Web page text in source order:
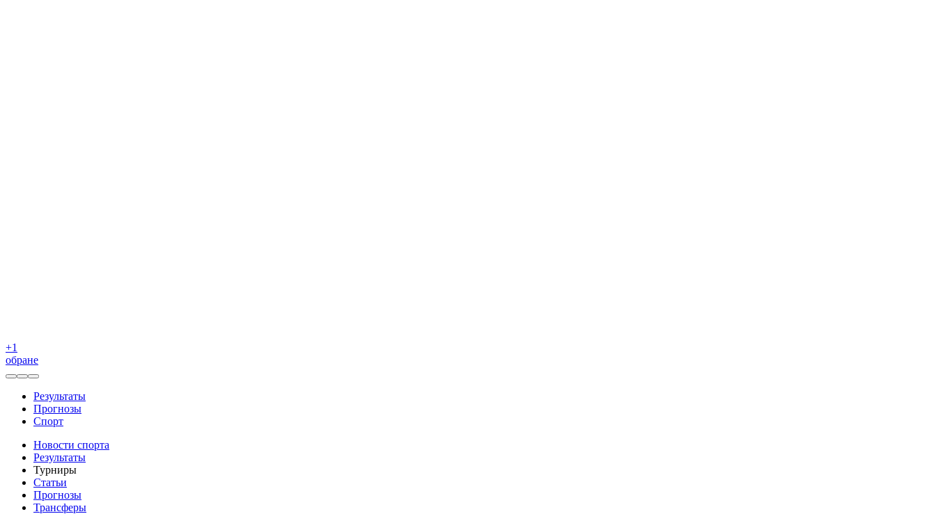
+1
обране
Результаты
Прогнозы
Спорт
Новости спорта
Результаты
Турниры
Статьи
Прогнозы
Трансферы